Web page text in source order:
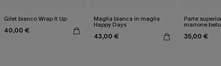
Gilet bianco Wrap It Up
40,00 €
Maglia bianca in maglia
Happy Days
43,00 €
Parte
marrone
35,00 €